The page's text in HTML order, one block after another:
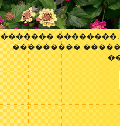
�������
���������